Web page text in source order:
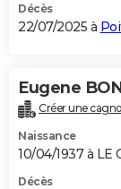
Décès
22/07/2025 à
Eugene
Créer une
Naissance
10/04/1937 à LE
Décès